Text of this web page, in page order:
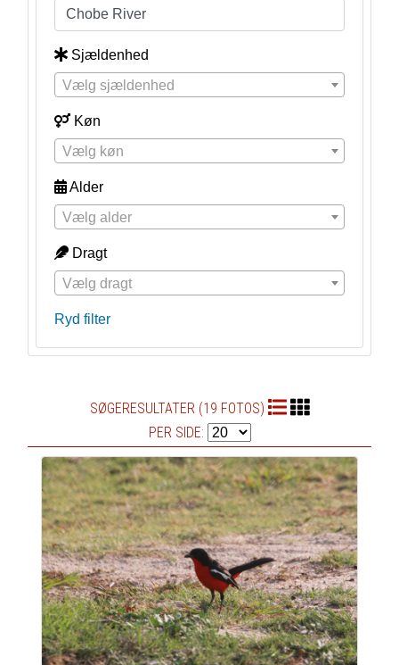
Sjældenhed
Vælg sjældenhed
Køn
Vælg køn
Alder
Vælg alder
Dragt
Vælg dragt
Ryd filter
SØGERESULTATER (19 FOTOS)
PER SIDE: